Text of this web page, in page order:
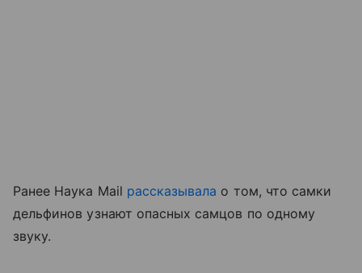
Ранее Наука Mail рассказывала о том, что самки
дельфинов узнают опасных самцов по одному
звуку.